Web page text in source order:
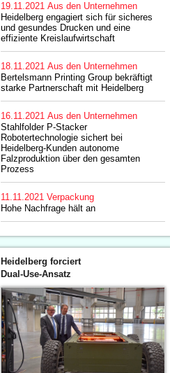
19.11.2021 Aus den Unternehmen
Heidelberg engagiert sich für sicheres
und gesundes Drucken und eine
effiziente Kreislaufwirtschaft
18.11.2021 Aus den Unternehmen
Bertelsmann Printing Group bekräftigt
starke Partnerschaft mit Heidelberg
16.11.2021 Aus den Unternehmen
Stahlfolder P-Stacker
Robotertechnologie sichert bei
Heidelberg-Kunden autonome
Falzproduktion über den gesamten
Prozess
11.11.2021 Verpackung
Hohe Nachfrage hält an
Heidelberg forciert
Dual-Use-Ansatz